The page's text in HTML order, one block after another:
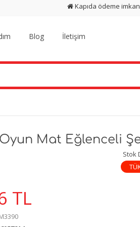
Kapıda ödeme
Blog İletişim
Mat Eğlenceli
Stok
TL